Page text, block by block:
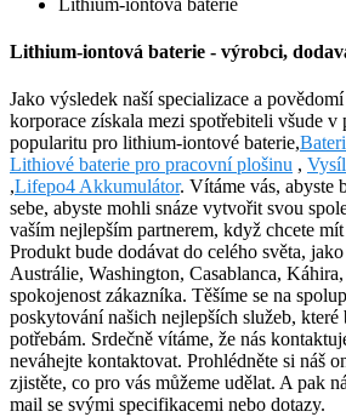
Lithium-iontová baterie - výrobci,
Jako výsledek naší specializace a
korporace získala mezi spotřebiteli všude v
popularitu pro lithium-iontové baterie,
Lithiové baterie pro pracovní plošinu ,
,Lifepo4 Akkumulátor. Vítáme vás, abyste
sebe, abyste mohli snáze vytvořit svou
vaším nejlepším partnerem, když chcete
Produkt bude dodávat do celého světa,
Austrálie, Washington, Casablanca,
spokojenost zákazníka. Těšíme se na
poskytování našich nejlepších služeb,
potřebám. Srdečně vítáme, že nás
neváhejte kontaktovat. Prohlédněte si náš
zjistěte, co pro vás můžeme udělat. A pak
mail se svými specifikacemi nebo dotazy.